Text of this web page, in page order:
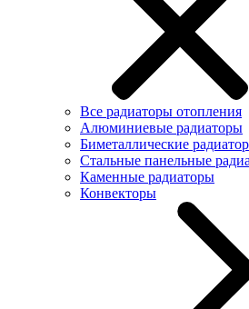
Все радиаторы отопления
Алюминиевые радиаторы
Биметаллические
Стальные панельные
Каменные радиаторы
Конвекторы